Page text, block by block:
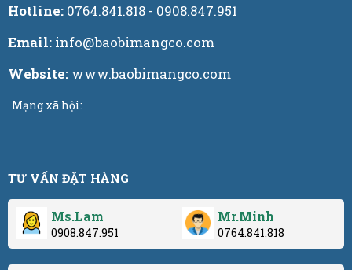
Hotline: 0764.841.818 - 0908.847.951
Email: info@baobimangco.com
Website: www.baobimangco.com
Mạng xã hội:
TƯ VẤN ĐẶT HÀNG
Ms.Lam
0908.847.951
Mr.Minh
0764.841.818